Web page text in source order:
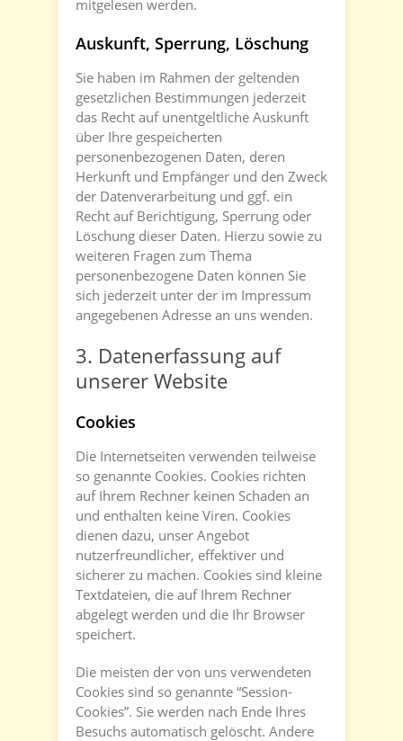
mitgelesen werden.
Auskunft, Sperrung, Löschung
Sie haben im Rahmen der geltenden
gesetzlichen Bestimmungen jederzeit
das Recht auf unentgeltliche Auskunft
über Ihre gespeicherten
personenbezogenen Daten, deren
Herkunft und Empfänger und den Zweck
der Datenverarbeitung und ggf. ein
Recht auf Berichtigung, Sperrung oder
Löschung dieser Daten. Hierzu sowie zu
weiteren Fragen zum Thema
personenbezogene Daten können Sie
sich jederzeit unter der im Impressum
angegebenen Adresse an uns wenden.
3. Datenerfassung auf
unserer Website
Cookies
Die Internetseiten verwenden teilweise
so genannte Cookies. Cookies richten
auf Ihrem Rechner keinen Schaden an
und enthalten keine Viren. Cookies
dienen dazu, unser Angebot
nutzerfreundlicher, effektiver und
sicherer zu machen. Cookies sind kleine
Textdateien, die auf Ihrem Rechner
abgelegt werden und die Ihr Browser
speichert.
Die meisten der von uns verwendeten
Cookies sind so genannte “Session-
Cookies”. Sie werden nach Ende Ihres
Besuchs automatisch gelöscht. Andere